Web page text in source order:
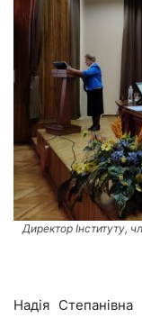
Директор Інституту,
Надія